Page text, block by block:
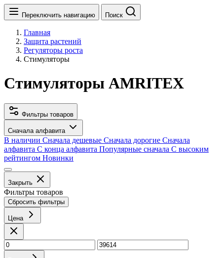
Переключить навигацию Поиск
Главная
Защита растений
Регуляторы роста
Стимуляторы
Стимуляторы AMRITEX
Фильтры товаров
Сначала алфавита
В наличии Сначала дешевые Сначала дорогие Сначала
алфавита С конца алфавита Популярные сначала С высоким
рейтингом Новинки
Закрыть
Фильтры товаров
Сбросить фильтры
Цена